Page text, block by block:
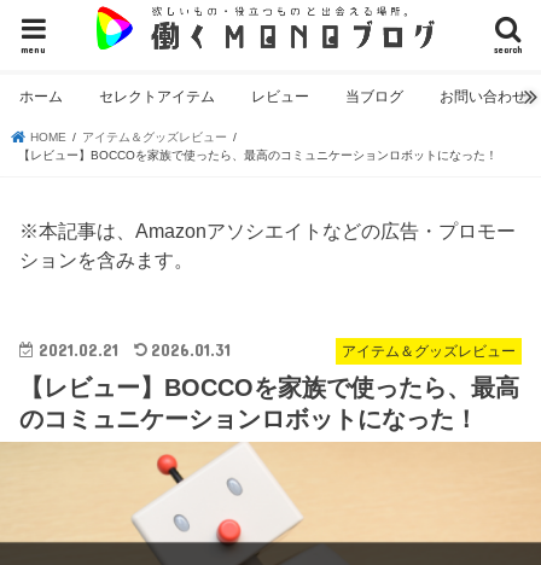
search
menu
ホーム セレクトアイテム レビュー 当ブログ お問い合わせ
HOME
アイテム＆グッズレビュー
【レビュー】BOCCOを家族で使ったら、最高のコミュニケーションロボットになった！
※本記事は、Amazonアソシエイトなどの広告・プロモー
ションを含みます。
アイテム＆グッズレビュー
2021.02.21 2026.01.31
【レビュー】BOCCOを家族で使ったら、最高
のコミュニケーションロボットになった！